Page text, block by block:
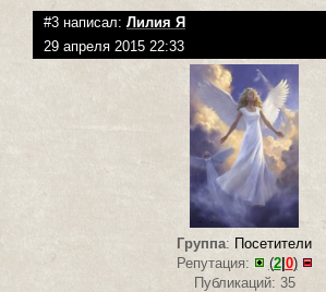
#3 написал: Лилия Я
29 апреля 2015 22:33
Группа: Посетители
Репутация:
(2|0)
Публикаций: 35